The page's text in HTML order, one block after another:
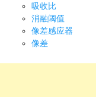
吸收比
消融阈值
像差感应器
像差